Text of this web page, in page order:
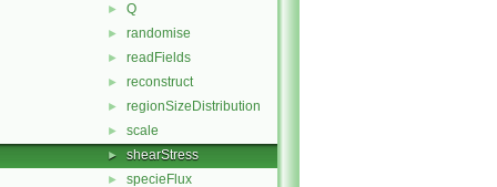
► Q
► randomise
► readFields
► reconstruct
► regionSizeDistribution
► scale
► shearStress
► specieFlux